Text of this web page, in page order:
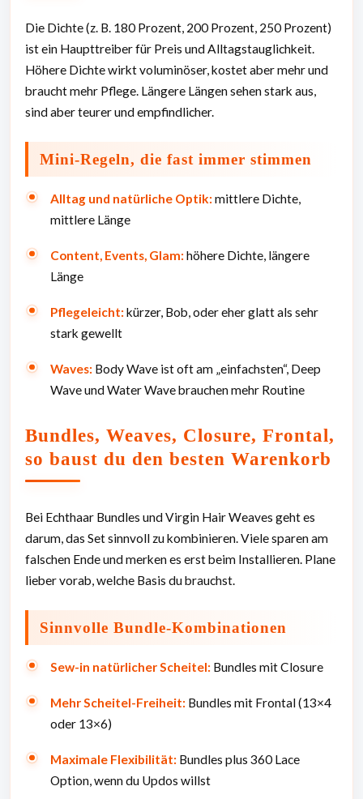
Die Dichte (z. B. 180 Prozent, 200 Prozent, 250 Prozent)
ist ein Haupttreiber für Preis und Alltagstauglichkeit.
Höhere Dichte wirkt voluminöser, kostet aber mehr und
braucht mehr Pflege. Längere Längen sehen stark aus,
sind aber teurer und empfindlicher.
Mini-Regeln, die fast immer stimmen
Alltag und natürliche Optik:mittlere Dichte,
mittlere Länge
Content, Events, Glam:höhere Dichte, längere
Länge
Pflegeleicht:kürzer, Bob, oder eher glatt als sehr
stark gewellt
Waves: Body Wave ist oft am „einfachsten“, Deep
Wave und Water Wave brauchen mehr Routine
Bundles, Weaves, Closure, Frontal,
so baust du den besten Warenkorb
Bei Echthaar Bundles und Virgin Hair Weaves geht es
darum, das Set sinnvoll zu kombinieren. Viele sparen am
falschen Ende und merken es erst beim Installieren. Plane
lieber vorab, welche Basis du brauchst.
Sinnvolle Bundle-Kombinationen
Sew-in natürlicher Scheitel: Bundles mit Closure
Mehr Scheitel-Freiheit: Bundles mit Frontal (13×4
oder 13×6)
Maximale Flexibilität: Bundles plus 360 Lace
Option, wenn du Updos willst